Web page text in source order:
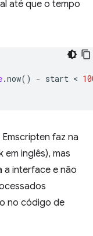
até que o tempo
.now() - start <
faz na
em inglês), mas
a interface e não
no código de